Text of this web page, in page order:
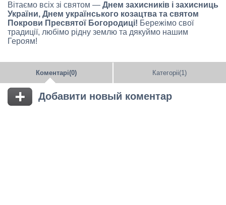
Вітаємо всіх зі святом — Днем захисників і захисниць
України, Днем українського козацтва та святом
Покрови Пресвятої Богородиці! Бережімо свої
традиції, любімо рідну землю та дякуймо нашим
Героям!
Коментарі(0) Категоріі(1)
Добавити новый коментар